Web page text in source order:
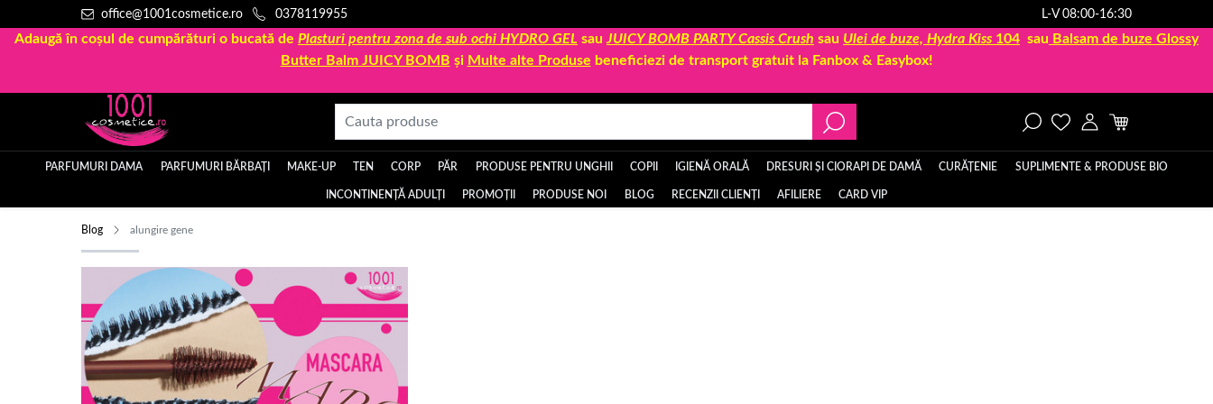
office@1001cosmetice.ro 0378119955 L-V 08:00-16:30
Adaugă în coșul de cumpărături o bucată de Plasturi pentru zona de sub ochi HYDRO GEL sau JUICY BOMB PARTY Cassis Crush sau Ulei de buze, Hydra Kiss 104 sau Balsam de buze Glossy
Butter Balm JUICY BOMB și Multe alte Produse beneficiezi de transport gratuit la Fanbox & Easybox!
PARFUMURI DAMA PARFUMURI BĂRBAȚI MAKE-UP TEN CORP PĂR PRODUSE PENTRU UNGHII COPII IGIENĂ ORALĂ DRESURI ȘI CIORAPI DE DAMĂ CURĂȚENIE SUPLIMENTE & PRODUSE BIO
INCONTINENȚĂ ADULȚI PROMOȚII PRODUSE NOI BLOG RECENZII CLIENȚI AFILIERE CARD VIP
Blog alungire gene